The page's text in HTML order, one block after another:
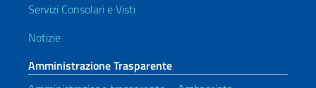
Servizi Consolari e Visti
Notizie
Amministrazione Trasparente